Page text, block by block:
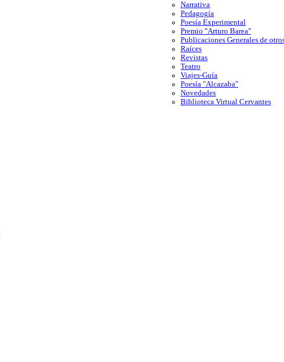
Narrativa
Pedagogía
Poesía Experimental
Premio "Arturo Barea"
Publicaciones Generales de
Raíces
Revistas
Teatro
Viajes-Guía
Poesía "Alcazaba"
Novedades
Biblioteca Virtual Cervantes